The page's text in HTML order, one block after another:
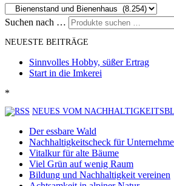
Suchen nach …
NEUESTE BEITRÄGE
Sinnvolles Hobby, süßer Ertrag
Start in die Imkerei
*
NEUES VOM
Der essbare Wald
Nachhaltigkeitscheck für
Vitalkur für alte Bäume
Viel Grün auf wenig Raum
Bildung und Nachhaltigkeit vereinen